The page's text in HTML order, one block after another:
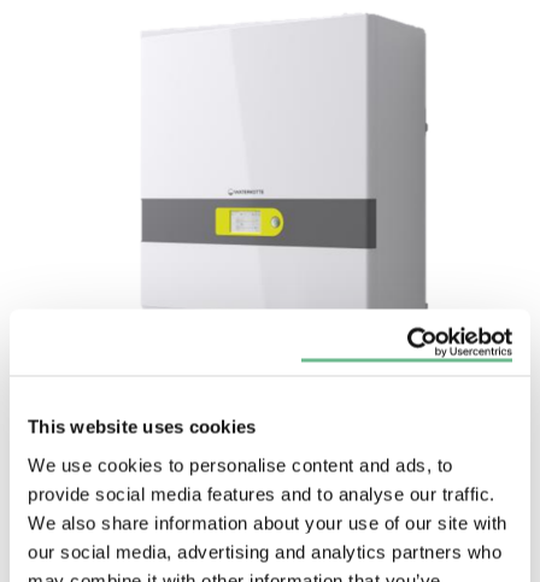
This website uses cookies
We use cookies to personalise content and ads, to
provide social media features and to analyse our traffic.
We also share information about your use of our site with
our social media, advertising and analytics partners who
Koudemiddel R32
R32 is een koelmiddel dat steeds populairder wordt
in de koelindustrie vanwege zijn uitstekende